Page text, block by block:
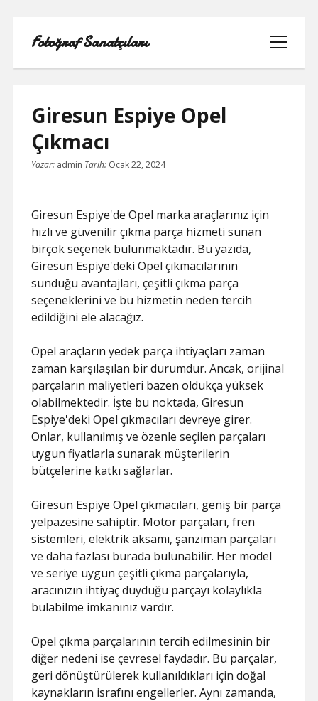
Fotoğraf Sanatçıları
menüyü
aç
SPOTIFY TAKIPÇI HILESI EN İYI
TWITTER PROFIL RESMI SIĞMIYOR
YOUTUBE DISLIKE YÜKLEME HILESI
Giresun Espiye Opel
Çıkmacı
Yazar: admin Tarih: Ocak 22, 2024
Giresun Espiye'de Opel marka araçlarınız için
hızlı ve güvenilir çıkma parça hizmeti sunan
birçok seçenek bulunmaktadır. Bu yazıda,
Giresun Espiye'deki Opel çıkmacılarının
sunduğu avantajları, çeşitli çıkma parça
seçeneklerini ve bu hizmetin neden tercih
edildiğini ele alacağız.
Opel araçların yedek parça ihtiyaçları zaman
zaman karşılaşılan bir durumdur. Ancak, orijinal
parçaların maliyetleri bazen oldukça yüksek
olabilmektedir. İşte bu noktada, Giresun
Espiye'deki Opel çıkmacıları devreye girer.
Onlar, kullanılmış ve özenle seçilen parçaları
uygun fiyatlarla sunarak müşterilerin
bütçelerine katkı sağlarlar.
Giresun Espiye Opel çıkmacıları, geniş bir parça
yelpazesine sahiptir. Motor parçaları, fren
sistemleri, elektrik aksamı, şanzıman parçaları
ve daha fazlası burada bulunabilir. Her model
ve seriye uygun çeşitli çıkma parçalarıyla,
aracınızın ihtiyaç duyduğu parçayı kolaylıkla
bulabilme imkanınız vardır.
Opel çıkma parçalarının tercih edilmesinin bir
diğer nedeni ise çevresel faydadır. Bu parçalar,
geri dönüştürülerek kullanıldıkları için doğal
kaynakların israfını engellerler. Aynı zamanda,